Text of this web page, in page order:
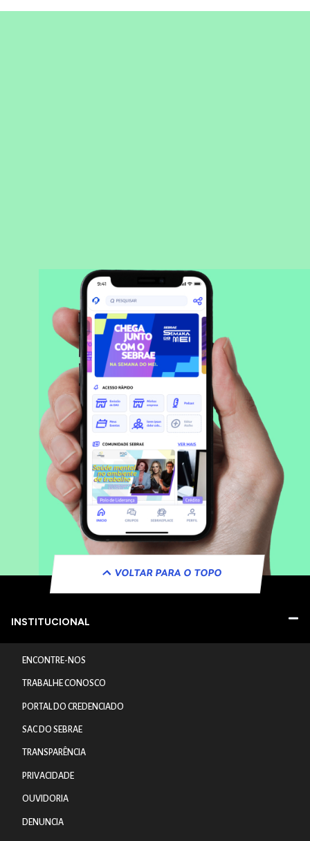
VOLTAR PARA O TOPO
INSTITUCIONAL
ENCONTRE-NOS
TRABALHE CONOSCO
PORTAL DO CREDENCIADO
SAC DO SEBRAE
TRANSPARÊNCIA
PRIVACIDADE
OUVIDORIA
DENUNCIA